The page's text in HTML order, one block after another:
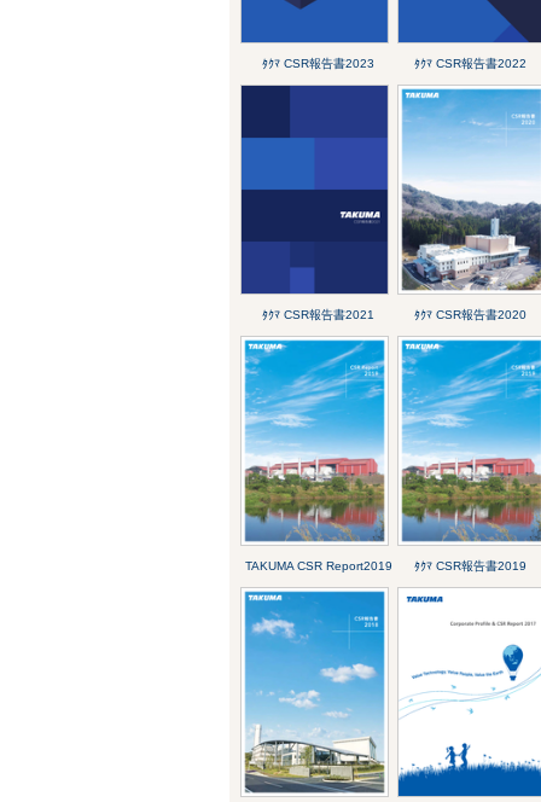
ﾀｸﾏ CSR報告書2023 ﾀｸﾏ CSR報告書2022
ﾀｸﾏ CSR報告書2021 ﾀｸﾏ CSR報告書2020
TAKUMA CSR Report2019 ﾀｸﾏ CSR報告書2019